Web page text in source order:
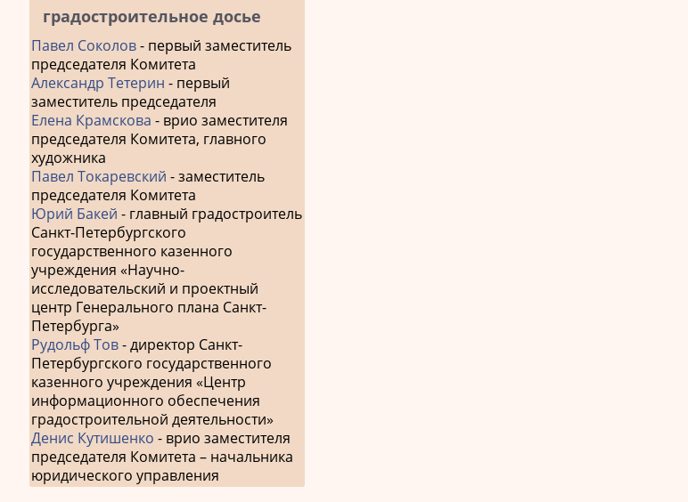
градостроительное досье
Павел Соколов- первый заместитель
председателя Комитета
Александр Тетерин - первый
заместитель председателя
Елена Крамскова - врио заместителя
председателя Комитета, главного
художника
Павел Токаревский - заместитель
председателя Комитета
Юрий Бакей - главный градостроитель
Санкт-Петербургского
государственного казенного
учреждения «Научно-
исследовательский и проектный
центр Генерального плана Санкт-
Петербурга»
Рудольф Тов- директор Санкт-
Петербургского государственного
казенного учреждения «Центр
информационного обеспечения
градостроительной деятельности»
Денис Кутишенко - врио заместителя
председателя Комитета – начальника
юридического управления